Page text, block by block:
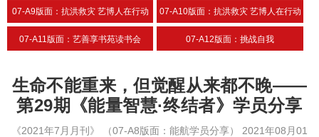
07-A9版面：抗洪救灾 艺博人在行动 07-A10版面：抗洪救灾 艺博人在行动
07-A11版面：艺善享书苑读书会 07-A12版面：挑战自我
生命不能重来，但觉醒从来都不晚——
第29期《能量智慧·终结者》学员分享
《2021年7月月刊》 （07-A8版面：能航学员分享）
2021年08月01